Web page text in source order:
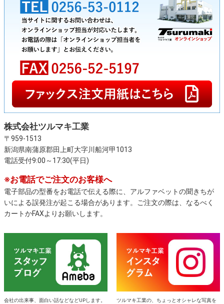
株式会社ツルマキ工業
〒959-1513
新潟県南蒲原郡田上町大字川船河甲1013
電話受付9:00～17:30(平日)
※お電話でご注文のお客様へ
電子部品の型番をお電話で伝える際に、アルファベットの聞きちが
いによる誤発注が起こる場合があります。ご注文の際は、なるべく
カートかFAXよりお願いします。
会社の出来事、面白い話などなどUPします。
ツルマキ工業の、ちょっとオシャレな写真を